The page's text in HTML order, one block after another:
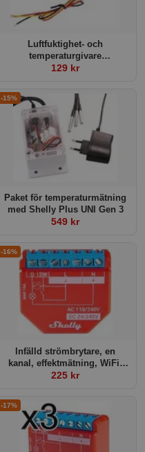
Luftfuktighet- och
temperaturgivare
(AM2302/DHT22)
129 kr
-15%
Paket för temperaturmätning
med Shelly Plus UNI Gen 3
549 kr
-16%
Infälld strömbrytare, en
kanal, effektmätning, WiFi,
Bluetooth, mJS, Shelly Plus
225 kr
-17%